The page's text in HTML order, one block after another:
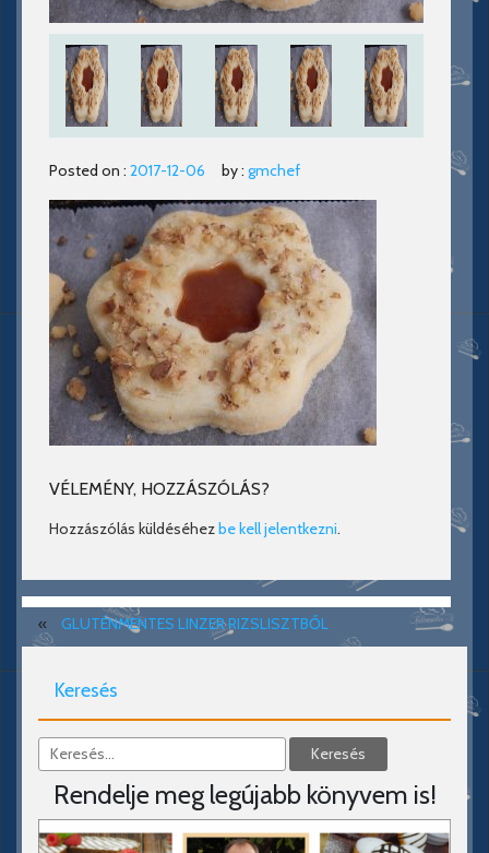
Posted on : 2017-12-06 by : gmchef
VÉLEMÉNY, HOZZÁSZÓLÁS?
Hozzászólás küldéséhezbe kell jelentkezni.
« GLUTÉNMENTES LINZER RIZSLISZTBŐL
Keresés
Rendelje meg legújabb könyvem is!